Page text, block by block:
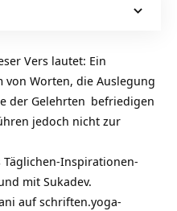
Vers lautet: Ein
von Worten, die Auslegung
der Gelehrten befriedigen
jedoch nicht zur
Täglichen-Inspirationen-
mit Sukadev.
aufschriften.yoga-